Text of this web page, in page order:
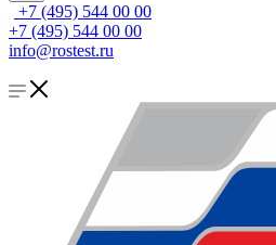
+7 (495) 544 00 00
+7 (495) 544 00 00
info@rostest.ru